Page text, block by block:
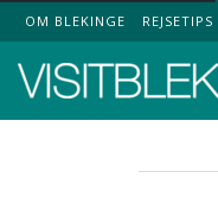
Top Menu
OM BLEKINGE REJSETIPS